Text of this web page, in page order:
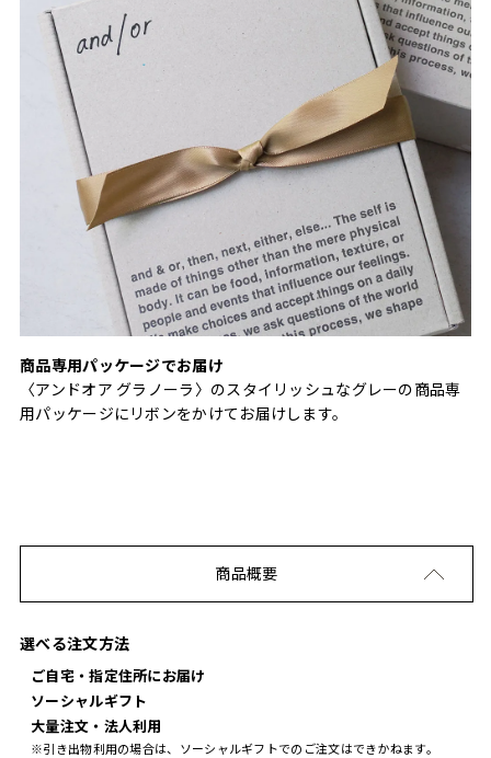
商品専用パッケージでお届け
〈アンドオア グラノーラ〉のスタイリッシュなグレーの商品専
用パッケージにリボンをかけてお届けします。
商品概要
選べる注文方法
ご自宅・指定住所にお届け
ソーシャルギフト
大量注文・法人利用
※引き出物利用の場合は、ソーシャルギフトでのご注文はできかねます。